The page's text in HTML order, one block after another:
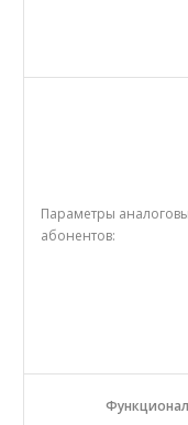
Параметры
абонентов: